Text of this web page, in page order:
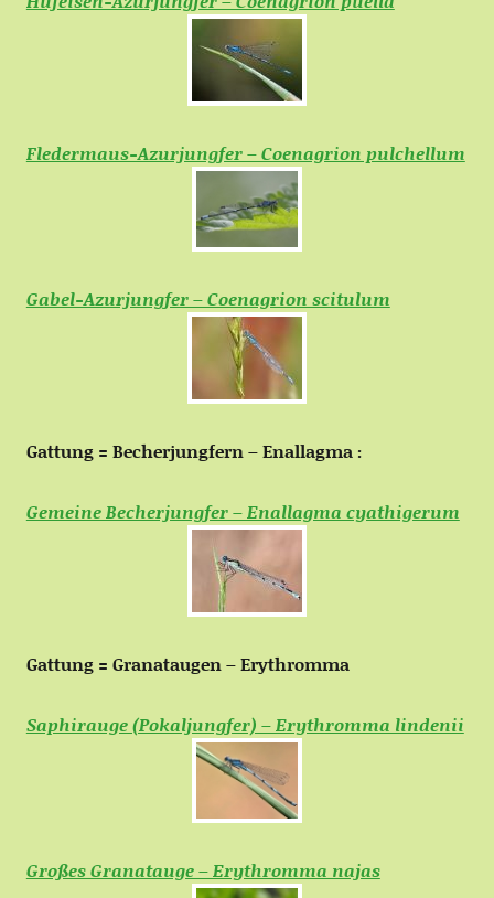
Fledermaus-Azurjungfer – Coenagrion pulchellum
Gabel-Azurjungfer – Coenagrion scitulum
Gattung = Becherjungfern – Enallagma :
Gemeine Becherjungfer – Enallagma cyathigerum
Gattung = Granataugen – Erythromma
Saphirauge (Pokaljungfer) – Erythromma lindenii
Großes Granatauge – Erythromma najas